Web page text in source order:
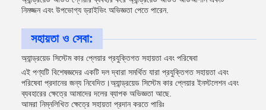
নিমজ্জন এবং উপভোগ্য ড্রাইভিং অভিজ্ঞতা পেতে পারেন.
সহায়তা ও সেবা:
অ্যান্ড্রয়েড সিস্টেম কার প্লেয়ার প্রযুক্তিগত সহায়তা এবং পরিষেবা
এই পণ্যটি বিশেষজ্ঞদের একটি দল দ্বারা সমর্থিত যারা প্রযুক্তিগত সহায়তা এবং
পরিষেবা প্রদানের জন্য নিবেদিত।অ্যান্ড্রয়েড সিস্টেম কার প্লেয়ার ইনস্টলেশন এবং
ব্যবহারের ক্ষেত্রে আমাদের দলের ব্যাপক অভিজ্ঞতা আছে.
আমরা নিম্নলিখিত ক্ষেত্রে সহায়তা প্রদান করতে পারিঃ